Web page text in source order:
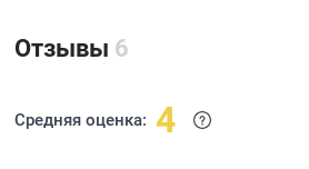
Отзывы 6
Средняя оценка: 4